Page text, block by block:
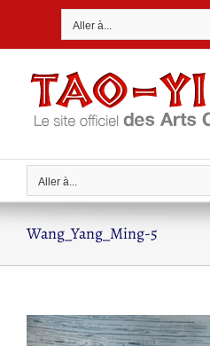
Aller à...
Aller à...
Wang_Yang_Ming-5